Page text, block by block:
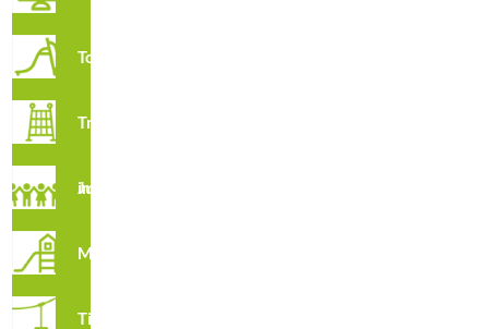
Toboganes
Trepadores
Juegos imaginativos
Multijuegos
Tirolinas